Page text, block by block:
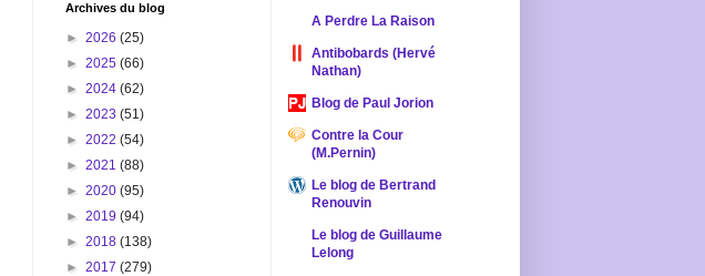
Archives du blog
► 2026 (25)
► 2025 (66)
► 2024 (62)
► 2023 (51)
► 2022 (54)
► 2021 (88)
► 2020 (95)
► 2019 (94)
► 2018 (138)
► 2017 (279)
A Perdre La Raison
Antibobards (Hervé
Nathan)
Blog de Paul Jorion
Contre la Cour
(M.Pernin)
Le blog de Bertrand
Renouvin
Le blog de Guillaume
Lelong